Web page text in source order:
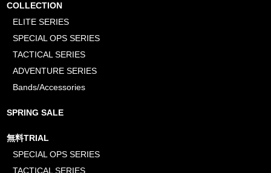
COLLECTION
ELITE SERIES
SPECIAL OPS SERIES
TACTICAL SERIES
ADVENTURE SERIES
Bands/Accessories
SPRING SALE
無料TRIAL
SPECIAL OPS SERIES
TACTICAL SERIES